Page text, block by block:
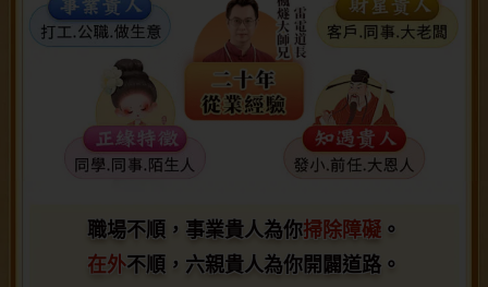
職場不順，事業貴人為你掃除障礙 。
在外不順，六親貴人為你開闢道路。
職場不順，事業貴人為你掃除障礙。
在外不順，六親貴人為你開闢道路。